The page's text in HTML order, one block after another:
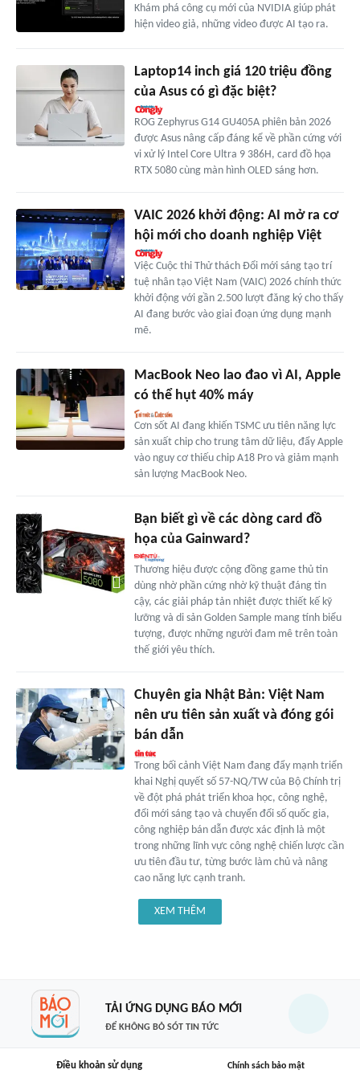
Khám phá công cụ mới của NVIDIA giúp phát
hiện video giả, những video được AI tạo ra.
Laptop14 inch giá 120 triệu đồng
của Asus có gì đặc biệt?
ROG Zephyrus G14 GU405A phiên bản 2026
được Asus nâng cấp đáng kể về phần cứng với
vi xử lý Intel Core Ultra 9 386H, card đồ họa
RTX 5080 cùng màn hình OLED sáng hơn.
VAIC 2026 khởi động: AI mở ra cơ
hội mới cho doanh nghiệp Việt
Việc Cuộc thi Thử thách Đổi mới sáng tạo trí
tuệ nhân tạo Việt Nam (VAIC) 2026 chính thức
khởi động với gần 2.500 lượt đăng ký cho thấy
AI đang bước vào giai đoạn ứng dụng mạnh
mẽ.
MacBook Neo lao đao vì AI, Apple
có thể hụt 40% máy
Cơn sốt AI đang khiến TSMC ưu tiên năng lực
sản xuất chip cho trung tâm dữ liệu, đẩy Apple
vào nguy cơ thiếu chip A18 Pro và giảm mạnh
sản lượng MacBook Neo.
Bạn biết gì về các dòng card đồ
họa của Gainward?
Thương hiệu được cộng đồng game thủ tin
dùng nhờ phần cứng nhờ kỹ thuật đáng tin
cậy, các giải pháp tản nhiệt được thiết kế kỹ
lưỡng và di sản Golden Sample mang tính biểu
tượng, được những người đam mê trên toàn
thế giới yêu thích.
Chuyên gia Nhật Bản: Việt Nam
nên ưu tiên sản xuất và đóng gói
bán dẫn
Trong bối cảnh Việt Nam đang đẩy mạnh triển
khai Nghị quyết số 57-NQ/TW của Bộ Chính trị
về đột phá phát triển khoa học, công nghệ,
đổi mới sáng tạo và chuyển đổi số quốc gia,
công nghiệp bán dẫn được xác định là một
trong những lĩnh vực công nghệ chiến lược cần
ưu tiên đầu tư, từng bước làm chủ và nâng
cao năng lực cạnh tranh.
XEM THÊM
TẢI ỨNG DỤNG BÁO MỚI
ĐỂ KHÔNG BỎ SÓT TIN TỨC
Điều khoản sử dụng Chính sách bảo mật